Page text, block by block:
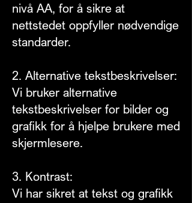
nivå AA, for å sikre at
nettstedet oppfyller nødvendige
standarder.
2. Alternative tekstbeskrivelser:
Vi bruker alternative
tekstbeskrivelser for bilder og
grafikk for å hjelpe brukere med
skjermlesere.
3. Kontrast:
Vi har sikret at tekst og grafikk